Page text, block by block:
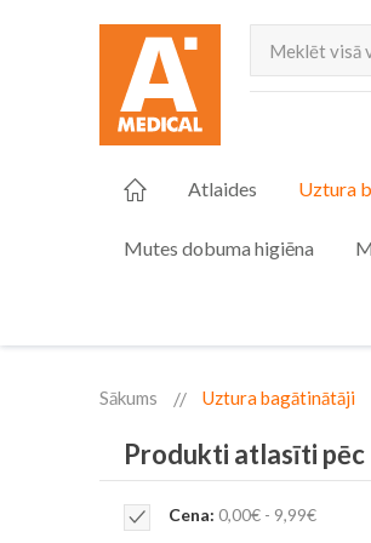
Atlaides Uztura
Mutes dobuma higiēna
Sākums Uztura bagātinātāji
Produkti atlasīti pēc
Cena 0,00€ - 9,99€
Remove